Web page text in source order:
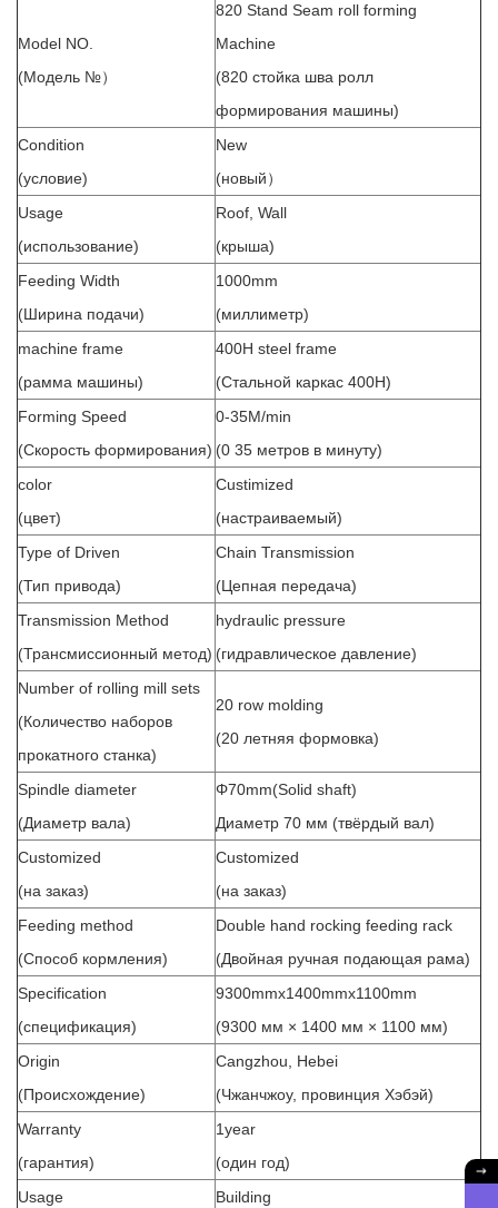
Model NO.
(Модель №）
820 Stand Seam roll forming
Machine
(820 стойка шва ролл
формирования машины)
Condition
(условие)
New
(новый）
Usage
(использование)
Roof, Wall
(крыша)
Feeding Width
(Ширина подачи)
1000mm
(миллиметр)
machine frame
(рамма машины)
400H steel frame
(Стальной каркас 400H)
Forming Speed
(Скорость формирования)
0-35M/min
(0 35 метров в минуту)
color
(цвет)
Custimized
(настраиваемый)
Type of Driven
(Тип привода)
Chain Transmission
(Цепная передача)
Transmission Method
(Трансмиссионный метод)
hydraulic pressure
(гидравлическое давление)
Number of rolling mill sets
(Количество наборов
прокатного станка)
20 row molding
(20 летняя формовка)
Spindle diameter
(Диаметр вала)
Φ70mm(Solid shaft)
Диаметр 70 мм (твёрдый вал)
Customized
(на заказ)
Customized
(на заказ)
Feeding method
(Способ кормления)
Double hand rocking feeding rack
(Двойная ручная подающая рама)
Specification
(спецификация)
9300mmx1400mmx1100mm
(9300 мм × 1400 мм × 1100 мм)
Origin
(Происхождение)
Cangzhou, Hebei
(Чжанчжоу, провинция Хэбэй)
Warranty
(гарантия)
1year
(один год)
Usage
Building